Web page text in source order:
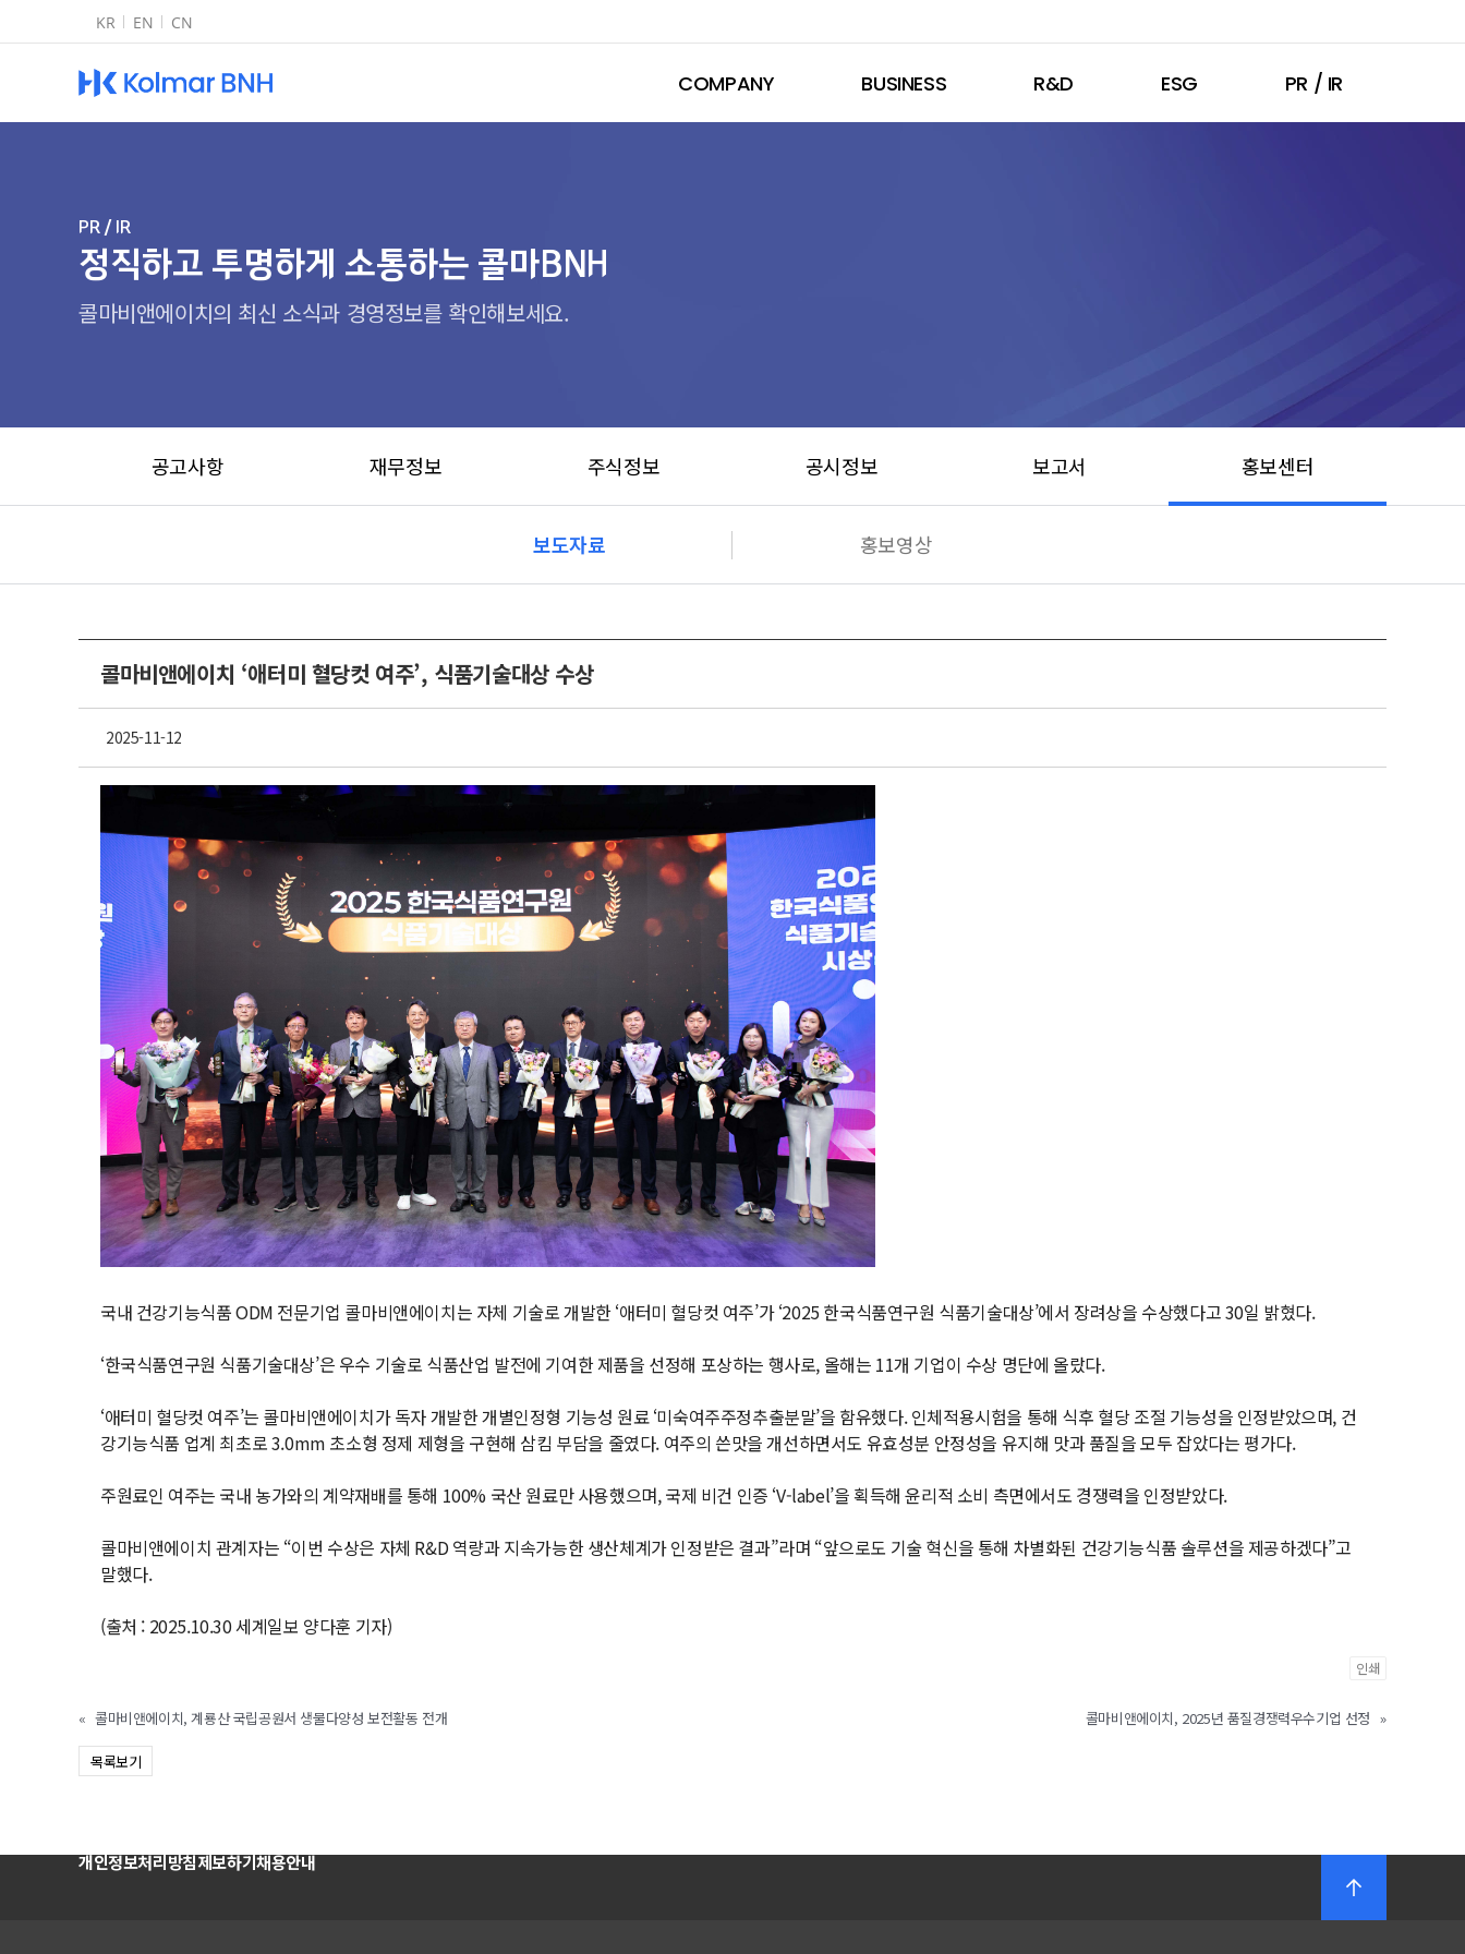
KR EN CN
COMPANY BUSINESS R&D ESG PR / IR
PR / IR
정직하고 투명하게 소통하는 콜마BNH
콜마비앤에이치의 최신 소식과 경영정보를 확인해보세요.
공고사항 재무정보 주식정보 공시정보 보고서 홍보센터
보도자료 홍보영상
콜마비앤에이치 ‘애터미 혈당컷 여주’, 식품기술대상 수상
2025-11-12
국내 건강기능식품 ODM 전문기업 콜마비앤에이치는 자체 기술로 개발한 ‘애터미 혈당컷 여주’가 ‘2025 한국식품연구원 식품기술대상’에서 장려상을 수상했다고 30일 밝혔다.
‘한국식품연구원 식품기술대상’은 우수 기술로 식품산업 발전에 기여한 제품을 선정해 포상하는 행사로, 올해는 11개 기업이 수상 명단에 올랐다.
‘애터미 혈당컷 여주’는 콜마비앤에이치가 독자 개발한 개별인정형 기능성 원료 ‘미숙여주주정추출분말’을 함유했다. 인체적용시험을 통해 식후 혈당 조절 기능성을 인정받았으며, 건
강기능식품 업계 최초로 3.0mm 초소형 정제 제형을 구현해 삼킴 부담을 줄였다. 여주의 쓴맛을 개선하면서도 유효성분 안정성을 유지해 맛과 품질을 모두 잡았다는 평가다.
주원료인 여주는 국내 농가와의 계약재배를 통해 100% 국산 원료만 사용했으며, 국제 비건 인증 ‘V-label’을 획득해 윤리적 소비 측면에서도 경쟁력을 인정받았다.
콜마비앤에이치 관계자는 “이번 수상은 자체 R&D 역량과 지속가능한 생산체계가 인정받은 결과”라며 “앞으로도 기술 혁신을 통해 차별화된 건강기능식품 솔루션을 제공하겠다”고
말했다.
(출처 : 2025.10.30 세계일보 양다훈 기자)
인쇄
« 콜마비앤에이치, 계룡산 국립공원서 생물다양성 보전활동 전개 콜마비앤에이치, 2025년 품질경쟁력우수기업 선정 »
목록보기
개인정보처리방침제보하기채용안내